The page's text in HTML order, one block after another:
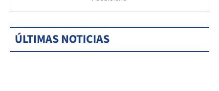
ÚLTIMAS NOTICIAS